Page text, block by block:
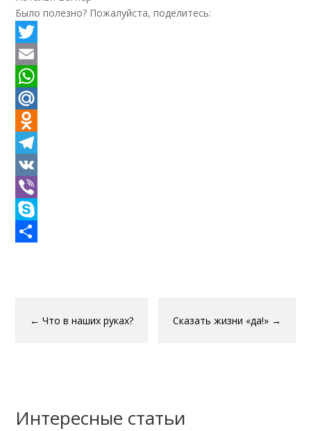
Было полезно? Пожалуйста, поделитесь:
Twitter
Email
WhatsApp
Mail.Ru
Odnoklassniki
Telegram
VK
Viber
Skype
←Что в наших руках? Сказать жизни «да!»→
Интересные статьи